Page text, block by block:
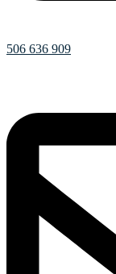
506 636 909